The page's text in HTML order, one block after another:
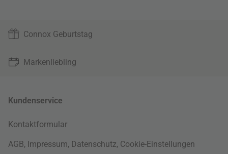
Connox Geburtstag
Markenliebling
Kundenservice
Kontaktformular
AGB, Impressum, Datenschutz, Cookie-Einstellungen